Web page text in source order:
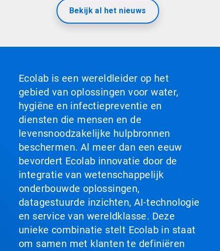
Bekijk al het nieuws
Ecolab is een wereldleider op het
gebied van oplossingen voor water,
hygiëne en infectiepreventie en
diensten die mensen en de
levensnoodzakelijke hulpbronnen
beschermen. Al meer dan een eeuw
bevordert Ecolab innovatie door de
integratie van wetenschappelijk
onderbouwde oplossingen,
datagestuurde inzichten, AI-technologie
en service van wereldklasse. Deze
unieke combinatie stelt Ecolab in staat
om samen met klanten te definiëren